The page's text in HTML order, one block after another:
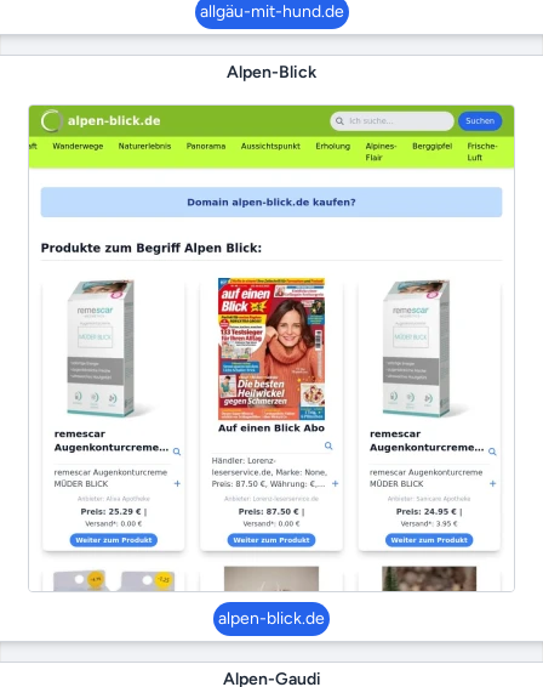
allgäu-mit-hund.de
Alpen-Blick
alpen-blick.de
Alpen-Gaudi